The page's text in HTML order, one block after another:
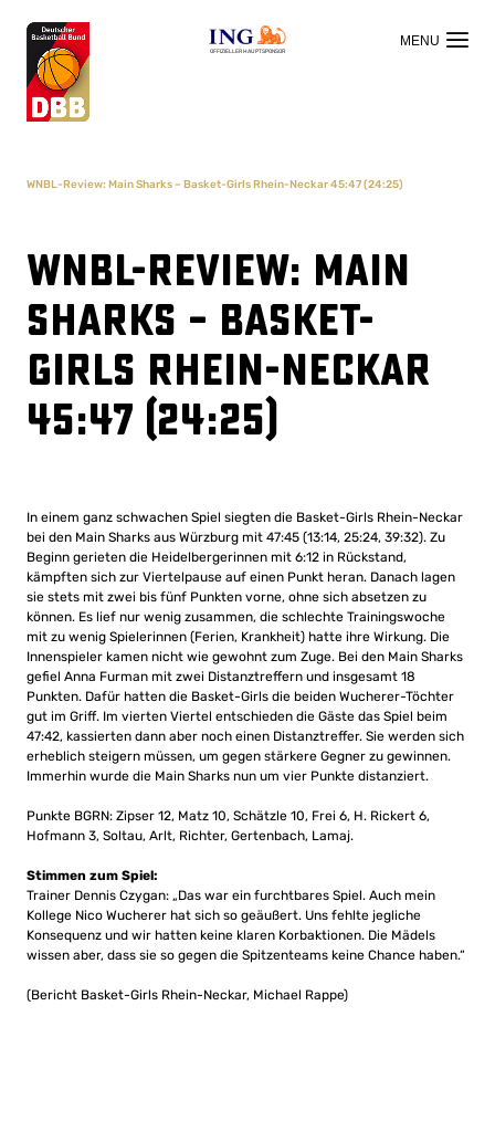
OFFIZIELLER HAUPTSPONSOR
WNBL-Review: Main Sharks – Basket-Girls Rhein-Neckar 45:47 (24:25)
WNBL-Review: Main
Sharks – Basket-
Girls Rhein-Neckar
45:47 (24:25)
In einem ganz schwachen Spiel siegten die Basket-Girls Rhein-Neckar
bei den Main Sharks aus Würzburg mit 47:45 (13:14, 25:24, 39:32). Zu
Beginn gerieten die Heidelbergerinnen mit 6:12 in Rückstand,
kämpften sich zur Viertelpause auf einen Punkt heran. Danach lagen
sie stets mit zwei bis fünf Punkten vorne, ohne sich absetzen zu
können. Es lief nur wenig zusammen, die schlechte Trainingswoche
mit zu wenig Spielerinnen (Ferien, Krankheit) hatte ihre Wirkung. Die
Innenspieler kamen nicht wie gewohnt zum Zuge. Bei den Main Sharks
gefiel Anna Furman mit zwei Distanztreffern und insgesamt 18
Punkten. Dafür hatten die Basket-Girls die beiden Wucherer-Töchter
gut im Griff. Im vierten Viertel entschieden die Gäste das Spiel beim
47:42, kassierten dann aber noch einen Distanztreffer. Sie werden sich
erheblich steigern müssen, um gegen stärkere Gegner zu gewinnen.
Immerhin wurde die Main Sharks nun um vier Punkte distanziert.
Punkte BGRN: Zipser 12, Matz 10, Schätzle 10, Frei 6, H. Rickert 6,
Hofmann 3, Soltau, Arlt, Richter, Gertenbach, Lamaj.
Stimmen zum Spiel:
Trainer Dennis Czygan: „Das war ein furchtbares Spiel. Auch mein
Kollege Nico Wucherer hat sich so geäußert. Uns fehlte jegliche
Konsequenz und wir hatten keine klaren Korbaktionen. Die Mädels
wissen aber, dass sie so gegen die Spitzenteams keine Chance haben.“
(Bericht Basket-Girls Rhein-Neckar, Michael Rappe)